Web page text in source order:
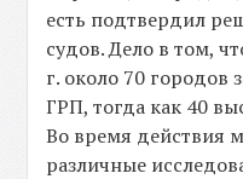
есть подтвердил
судов. Дело в том,
г. около 70 городов
ГРП, тогда как 40
Во время действия
различные